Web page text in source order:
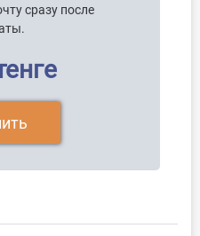
сразу после